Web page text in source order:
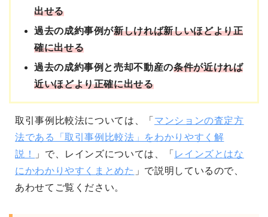
出せる
過去の成約事例が新しければ新しいほどより正
確に出せる
過去の成約事例と売却不動産の条件が近ければ
近いほどより正確に出せる
取引事例比較法については、「 マンションの査定方
法である「取引事例比較法」をわかりやすく解
説！
」で、レインズについては、「 レインズとはな
にかわかりやすくまとめた 」で説明しているので、
あわせてご覧ください。